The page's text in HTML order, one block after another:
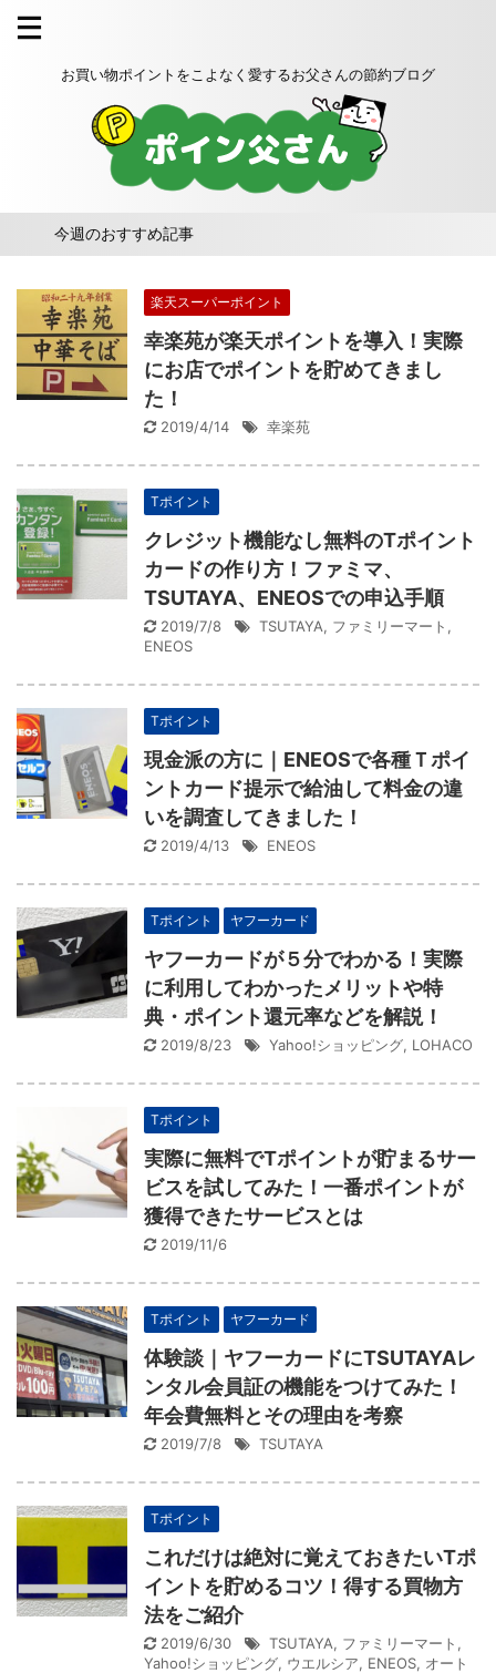
お買い物ポイントをこよなく愛するお父さんの節約ブログ
今週のおすすめ記事
楽天スーパーポイント
幸楽苑が楽天ポイントを導入！実際
にお店でポイントを貯めてきまし
た！
2019/4/14 幸楽苑
Tポイント
クレジット機能なし無料のTポイント
カードの作り方！ファミマ、
TSUTAYA、ENEOSでの申込手順
2019/7/8 TSUTAYA, ファミリーマート ,
ENEOS
Tポイント
現金派の方に｜ENEOSで各種Ｔポイ
ントカード提示で給油して料金の違
いを調査してきました！
2019/4/13 ENEOS
Tポイント ヤフーカード
ヤフーカードが５分でわかる！実際
に利用してわかったメリットや特
典・ポイント還元率などを解説！
2019/8/23 Yahoo!ショッピング, LOHACO
Tポイント
実際に無料でTポイントが貯まるサー
ビスを試してみた！一番ポイントが
獲得できたサービスとは
2019/11/6
Tポイント ヤフーカード
体験談｜ヤフーカードにTSUTAYAレ
ンタル会員証の機能をつけてみた！
年会費無料とその理由を考察
2019/7/8 TSUTAYA
Tポイント
これだけは絶対に覚えておきたいTポ
イントを貯めるコツ！得する買物方
法をご紹介
2019/6/30 TSUTAYA, ファミリーマート ,
Yahoo!ショッピング, ウエルシア, ENEOS, オート